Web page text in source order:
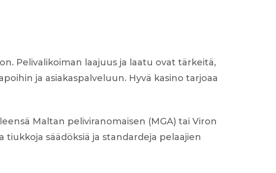
Pelivalikoiman laajuus ja laatu ovat tärkeitä,
ja asiakaspalveluun. Hyvä kasino tarjoaa
Maltan peliviranomaisen (MGA) tai Viron
säädöksiä ja standardeja pelaajien